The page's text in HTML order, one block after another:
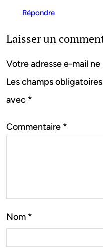
Répondre
Laisser un
Votre adresse e-mail ne
Les champs
avec *
Commentaire *
Nom *